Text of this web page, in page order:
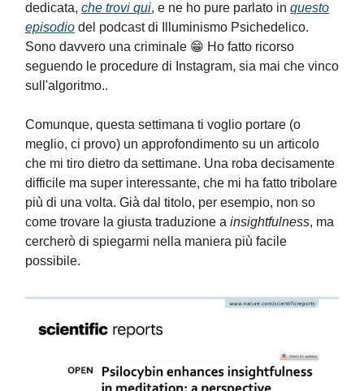
dedicata, che trovi qui, e ne ho pure parlato in questo
episodio del podcast di Illuminismo Psichedelico.
Sono davvero una criminale 😁 Ho fatto ricorso
seguendo le procedure di Instagram, sia mai che vinco
sull'algoritmo..
Comunque, questa settimana ti voglio portare (o
meglio, ci provo) un approfondimento su un articolo
che mi tiro dietro da settimane. Una roba decisamente
difficile ma super interessante, che mi ha fatto tribolare
più di una volta. Già dal titolo, per esempio, non so
come trovare la giusta traduzione a insightfulness, ma
cercherò di spiegarmi nella maniera più facile
possibile.